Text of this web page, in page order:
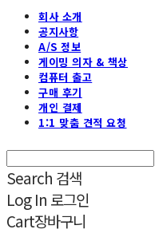
회사 소개
공지사항
A/S 정보
게이밍 의자 & 책상
컴퓨터 출고
구매 후기
개인 결제
1:1 맞춤 견적 요청
Search 검색
Log In 로그인
Cart장바구니